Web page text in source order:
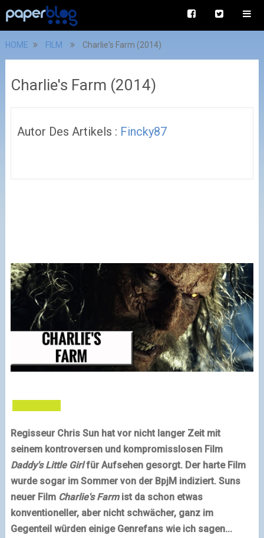
HOME FILM Charlie's Farm (2014)
Charlie's Farm (2014)
Autor Des Artikels : Fincky87
Regisseur Chris Sun hat vor nicht langer Zeit mit
seinem kontroversen und kompromisslosen Film
Daddy's Little Girlfür Aufsehen gesorgt. Der harte Film
wurde sogar im Sommer von der BpjM indiziert. Suns
neuer Film Charlie's Farmist da schon etwas
konventioneller, aber nicht schwächer, ganz im
Gegenteil würden einige Genrefans wie ich sagen...